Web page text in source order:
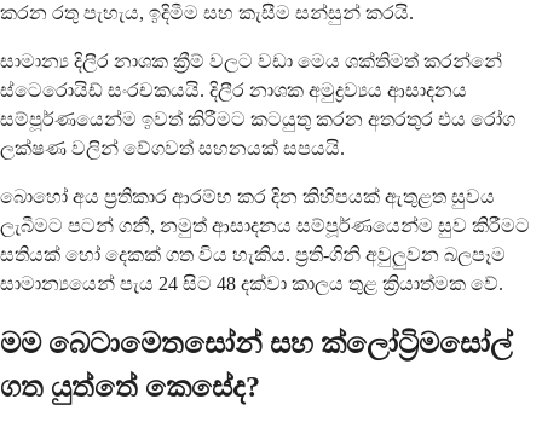
කරන රතු පැහැය, ඉදිමීම සහ කැසීම සන්සුන් කරයි.
සාමාන්‍ය දිලීර නාශක ක්‍රීම් වලට වඩා මෙය ශක්තිමත් කරන්නේ
ස්ටෙරොයිඩ් සංරචකයයි. දිලීර නාශක අමුද්‍රව්‍යය ආසාදනය
සම්පූර්ණයෙන්ම ඉවත් කිරීමට කටයුතු කරන අතරතුර එය රෝග
ලක්ෂණ වලින් වේගවත් සහනයක් සපයයි.
බොහෝ අය ප්‍රතිකාර ආරම්භ කර දින කිහිපයක් ඇතුළත සුවය
ලැබීමට පටන් ගනී, නමුත් ආසාදනය සම්පූර්ණයෙන්ම සුව කිරීමට
සතියක් හෝ දෙකක් ගත විය හැකිය. ප්‍රති-ගිනි අවුලුවන බලපෑම
සාමාන්‍යයෙන් පැය 24 සිට 48 දක්වා කාලය තුළ ක්‍රියාත්මක වේ.
මම බෙටාමෙතසෝන් සහ ක්ලෝට්‍රිමසෝල්
ගත යුත්තේ කෙසේද?